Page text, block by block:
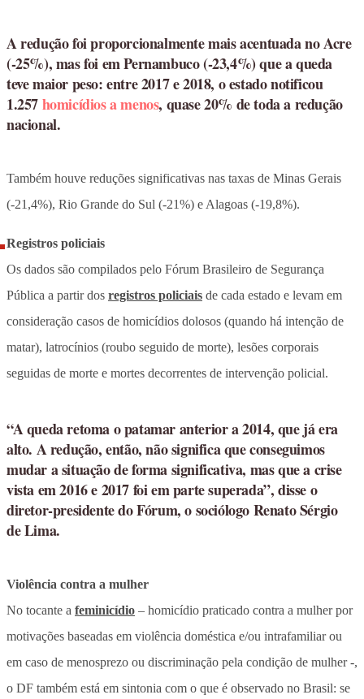
A redução foi proporcionalmente mais acentuada no Acre
(-25%), mas foi em Pernambuco (-23,4%) que a queda
teve maior peso: entre 2017 e 2018, o estado notificou
1.257homicídios a menos, quase 20% de toda a redução
nacional.
Também houve reduções significativas nas taxas de Minas Gerais
(-21,4%), Rio Grande do Sul (-21%) e Alagoas (-19,8%).
Registros policiais
Os dados são compilados pelo Fórum Brasileiro de Segurança
Pública a partir dos registros policiais de cada estado e levam em
consideração casos de homicídios dolosos (quando há intenção de
matar), latrocínios (roubo seguido de morte), lesões corporais
seguidas de morte e mortes decorrentes de intervenção policial.
“A queda retoma o patamar anterior a 2014, que já era
alto. A redução, então, não significa que conseguimos
mudar a situação de forma significativa, mas que a crise
vista em 2016 e 2017 foi em parte superada”, disse o
diretor-presidente do Fórum, o sociólogo Renato Sérgio
de Lima.
Violência contra a mulher
No tocante a feminicídio – homicídio praticado contra a mulher por
motivações baseadas em violência doméstica e/ou intrafamiliar ou
em caso de menosprezo ou discriminação pela condição de mulher -,
o DF também está em sintonia com o que é observado no Brasil: se